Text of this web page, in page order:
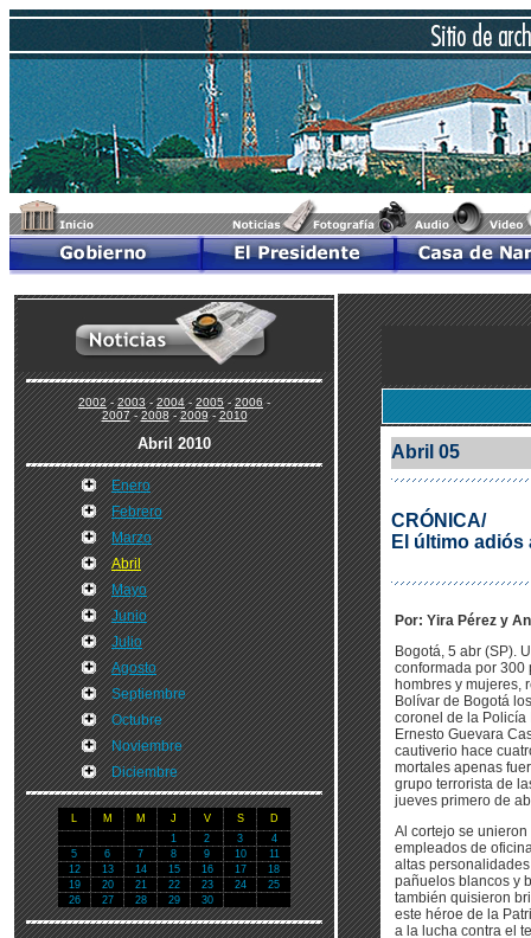
2002-2003-2004-2005-2006-
2007-2008-2009-2010
Abril 2010
Enero
Febrero
Marzo
Abril
Mayo
Junio
Julio
Agosto
Septiembre
Octubre
Noviembre
Diciembre
L M M J V S
D
1
2 3
4
5
6 7 8 9 10
11
12
13 14 15 16 17
18
19
20 21 22 23 24
25
26
27 28 29 30
Abril 05
CRÓNICA/
El último adiós
Por: Yira Pérez y
Bogotá, 5 abr (SP).
conformada por 300
hombres y mujeres,
Bolívar de Bogotá
coronel de la
Ernesto Guevara
cautiverio hace
mortales apenas
grupo terrorista de
jueves primero de
Al cortejo se unieron
empleados de
altas
pañuelos blancos y
también quisieron
este héroe de la
a la lucha contra el